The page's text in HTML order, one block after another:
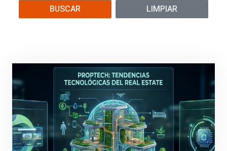
BUSCAR
LIMPIAR